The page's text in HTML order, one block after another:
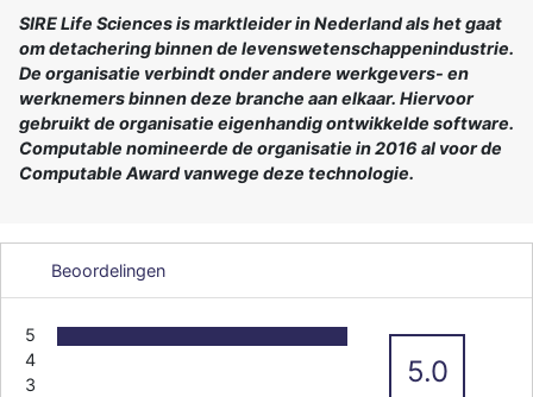
SIRE Life Sciences is marktleider in Nederland als het gaat
om detachering binnen de levenswetenschappenindustrie.
De organisatie verbindt onder andere werkgevers- en
werknemers binnen deze branche aan elkaar. Hiervoor
gebruikt de organisatie eigenhandig ontwikkelde software.
Computable nomineerde de organisatie in 2016 al voor de
Computable Awardvanwege deze technologie.
Beoordelingen
5
4
3
5.0